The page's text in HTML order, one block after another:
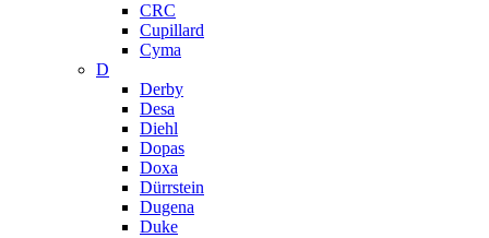
CRC
Cupillard
Cyma
D
Derby
Desa
Diehl
Dopas
Doxa
Dürrstein
Dugena
Duke